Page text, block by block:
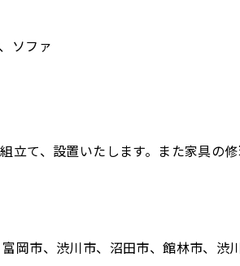
ソファ
立て、設置いたします。また家具の
岡市、渋川市、沼田市、館林市、渋